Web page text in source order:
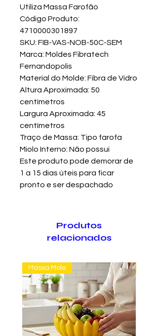
Utiliza Massa Farofão
Código Produto:
4710000301897
SKU: FIB-VAS-NOB-50C-SEM
Marca: Moldes Fibratech
Fernandopolis
Material do Molde: Fibra de Vidro
Altura Aproximada: 50
centímetros
Largura Aproximada: 45
centímetros
Traço de Massa: Tipo farofa
Miolo Interno: Não possui
Este produto pode demorar de
1 a 15 dias úteis para ficar
pronto e ser despachado
Produtos
relacionados
Massa Mole